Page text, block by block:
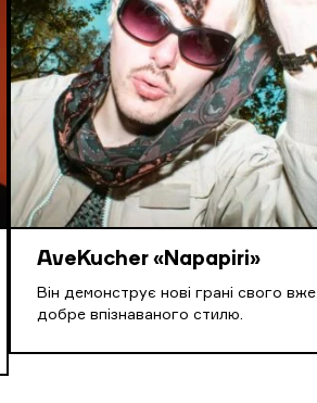
AveKucher «Napapiri»
Він демонструє нові грані свого вже
добре впізнаваного стилю.